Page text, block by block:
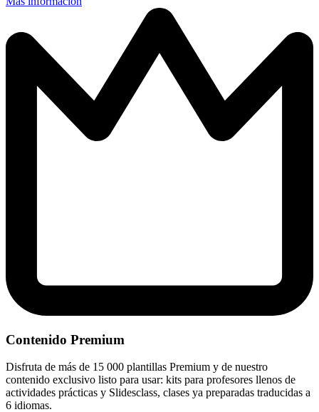
Contenido Premium
Disfruta de más de 15 000 plantillas Premium y de nuestro
contenido exclusivo listo para usar: kits para profesores llenos de
actividades prácticas y Slidesclass, clases ya preparadas traducidas a
6 idiomas.